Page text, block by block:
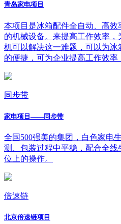
青岛家电项目
本项目是冰箱配件全自动、高
的机械设备。来提高工作效率
机可以解决这一难题，可以为
的便捷，可为企业提高工作效率
同步带
家电项目——同步带
全国500强美的集团，白色家电
测、包装过程中平稳，配合全
位上的操作。
倍速链
北京倍速链项目